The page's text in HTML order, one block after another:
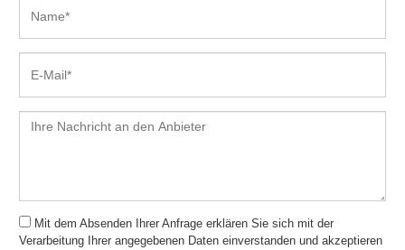
Mit dem Absenden Ihrer Anfrage erklären Sie sich mit der
Verarbeitung Ihrer angegebenen Daten einverstanden und akzeptieren